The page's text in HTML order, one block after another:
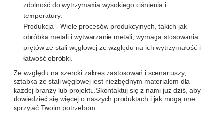
zdolność do wytrzymania wysokiego ciśnienia i
temperatury.
Produkcja - Wiele procesów produkcyjnych, takich jak
obróbka metali i wytwarzanie metali, wymaga stosowania
prętów ze stali węglowej ze względu na ich wytrzymałość i
łatwość obróbki.
Ze względu na szeroki zakres zastosowań i scenariuszy,
sztabka ze stali węglowej jest niezbędnym materiałem dla
każdej branży lub projektu.Skontaktuj się z nami już dziś, aby
dowiedzieć się więcej o naszych produktach i jak mogą one
sprzyjać Twoim potrzebom.